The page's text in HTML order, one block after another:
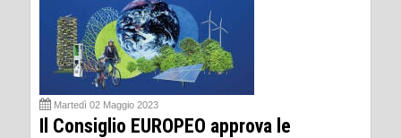
Martedì 02 Maggio 2023
Il Consiglio EUROPEO approva le